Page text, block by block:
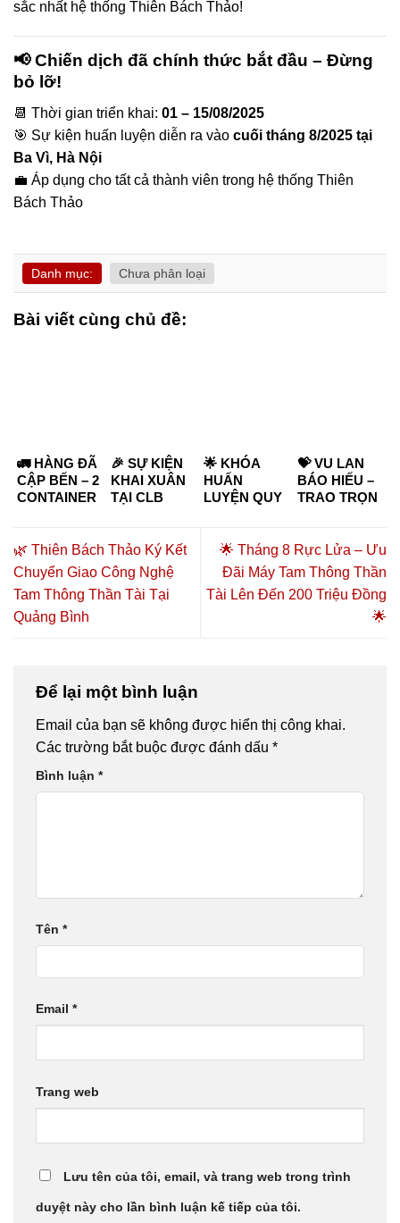
sắc nhất hệ thống Thiên Bách Thảo!
📢 Chiến dịch đã chính thức bắt đầu – Đừng
bỏ lỡ!
📆 Thời gian triển khai: 01 – 15/08/2025
🎯 Sự kiện huấn luyện diễn ra vào cuối tháng 8/2025 tại
Ba Vì, Hà Nội
💼 Áp dụng cho tất cả thành viên trong hệ thống Thiên
Bách Thảo
Danh mục: Chưa phân loại
Bài viết cùng chủ đề:
🚛 HÀNG ĐÃ
CẬP BẾN – 2
CONTAINER
VỤ TOÀN HỆ
THỐNG
THIÊN BÁCH
THẢO 🚛
🎉 SỰ KIỆN
KHAI XUÂN
TẠI CLB
23 CHƠN
THÀNH
ĐƯỢC BÁO
VIỆT NAM
🌟 KHÓA
HUẤN
LUYỆN QUY
BÁCH THẢO
HỘI TỤ TINH
HOA LÃNH
ĐẠO – KIẾN
💝 VU LAN
BÁO HIẾU –
TRAO TRỌN
ĐẾN CHA MẸ
VỚI ÔN
THÔNG
KINH 💝
🌿 Thiên Bách Thảo Ký Kết
Chuyển Giao Công Nghệ
Tam Thông Thần Tài Tại
Quảng Bình
🌟 Tháng 8 Rực Lửa – Ưu
Đãi Máy Tam Thông Thần
Tài Lên Đến 200 Triệu Đồng
🌟
Để lại một bình luận
Email của bạn sẽ không được hiển thị công khai.
Các trường bắt buộc được đánh dấu *
Bình luận *
Tên *
Email *
Trang web
Lưu tên của tôi, email, và trang web trong trình
duyệt này cho lần bình luận kế tiếp của tôi.